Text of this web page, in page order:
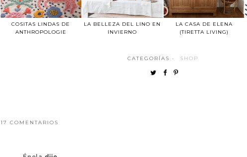
COSITAS LINDAS DE
ANTHROPOLOGIE
LA BELLEZA DEL LINO EN
INVIERNO
LA CASA DE ELENA
(TIRETTA LIVING)
CATEGORÍAS · SHOP
17 COMENTARIOS